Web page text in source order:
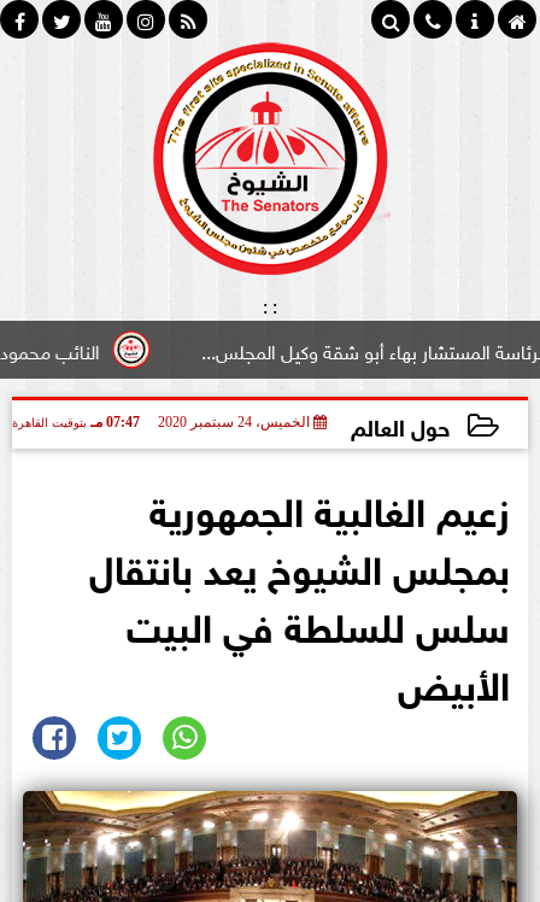
:
:
النائب محمود سامي
بهاء أبو شقة وكيل المجلس...
حول العالم الخميس، 24 سبتمبر 2020 07:47 مـ بتوقيت القاهرة
زعيم الغالبية الجمهورية
بمجلس الشيوخ يعد بانتقال
سلس للسلطة في البيت
الأبيض